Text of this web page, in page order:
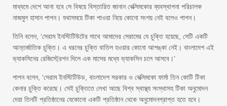
মাধ্যমে দেশে আনা হবে সে বিষয়ে বিস্তারিত জানান বেক্সিমকোর ব্যবস্থাপনা পরিচালক
নাজমুল হাসান পাপন। যথাসময়ে টিকা পাওয়া নিয়ে কোনো সংশয় নেই বলেও পাপন।
তিনি বলেন, ‘সেরাম ইনস্টিটিউটের সাথে আমাদের সেরামের যে চুক্তি হয়েছে, সেটি একটি
আন্তর্জাতিক চুক্তি। এ ধরনের চুক্তি বাতিল হওয়ার কোনো আশঙ্কা নেই। বাংলাদেশ এই
ভ্যাকসিনের রেজিস্ট্রেশন দিলে এক মাসের মধ্যে ভ্যাকসিন চলে আসবে।’
পাপন বলেন, ‘সেরাম ইনস্টিটিউড, বাংলাদেশ সরকার ও বেক্সিমকো ফার্মা তিন কোটি টিকা
কেনার চুক্তি করেছে। সেই চুক্তিতে লেখা আছে বিশ্ব স্বাস্থ্য সংস্থাসহ টিকা অনুমোদন
দেয়া তিনটি প্রতিষ্ঠানের যেকোনো একটি প্রতিষ্ঠান থেকে অনুমোদনপ্রাপ্ত হতে হবে।